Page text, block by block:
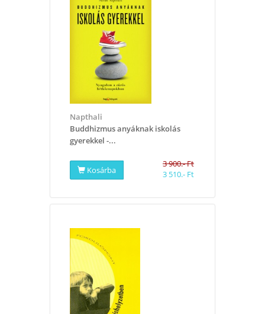
Napthali
​Buddhizmus anyáknak iskolás
gyerekkel -...
Kosárba
3 900.- Ft
3 510.- Ft